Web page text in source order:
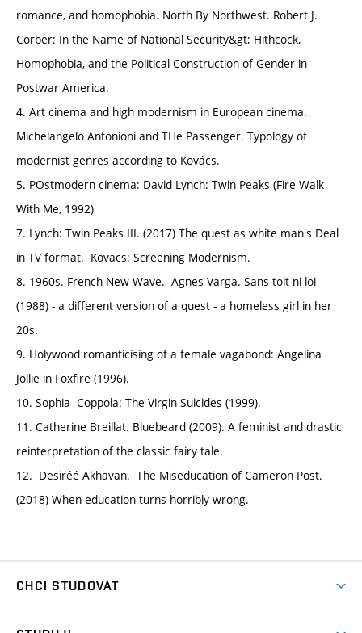
romance, and homophobia. North By Northwest. Robert J.
Corber: In the Name of National Security&gt; Hithcock,
Homophobia, and the Political Construction of Gender in
Postwar America.
4. Art cinema and high modernism in European cinema.
Michelangelo Antonioni and THe Passenger. Typology of
modernist genres according to Kovács.
5. POstmodern cinema: David Lynch: Twin Peaks (Fire Walk
With Me, 1992)
7. Lynch: Twin Peaks III. (2017) The quest as white man's Deal
in TV format. Kovacs: Screening Modernism.
8. 1960s. French New Wave. Agnes Varga. Sans toit ni loi
(1988) - a different version of a quest - a homeless girl in her
20s.
9. Holywood romanticising of a female vagabond: Angelina
Jollie in Foxfire (1996).
10. Sophia Coppola: The Virgin Suicides (1999).
11. Catherine Breillat. Bluebeard (2009). A feminist and drastic
reinterpretation of the classic fairy tale.
12. Desiréé Akhavan. The Miseducation of Cameron Post.
(2018) When education turns horribly wrong.
CHCI STUDOVAT